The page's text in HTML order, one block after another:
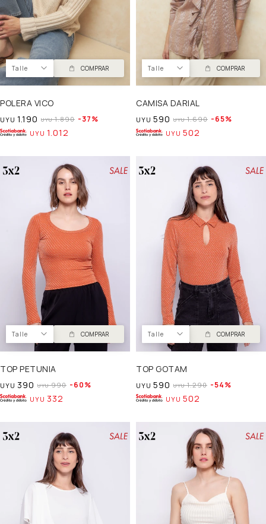
Talle COMPRAR
POLERA VICO
UYU 1.190 UYU 1.890 37
UYU 1.012
Talle COMPRAR
CAMISA DARIAL
UYU 590 UYU 1.690 65
UYU 502
Talle COMPRAR
TOP PETUNIA
UYU 390 UYU 990 60
UYU 332
Talle COMPRAR
TOP GOTAM
UYU 590 UYU 1.290 54
UYU 502